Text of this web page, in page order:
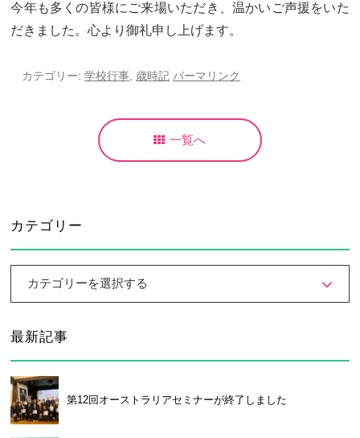
今年も多くの皆様にご来場いただき、温かいご声援をいた
だきました。心より御礼申し上げます。
カテゴリー:学校行事, 歳時記 パーマリンク
一覧へ
カテゴリー
カテゴリーを選択する
最新記事
第12回オーストラリアセミナーが終了しました